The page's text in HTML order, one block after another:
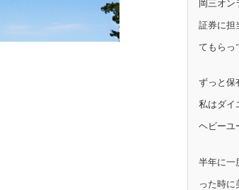
岡三オン
証券に担
てもらっ
ずっと保
私はダイ
ヘビーユ
半年に一
った時に